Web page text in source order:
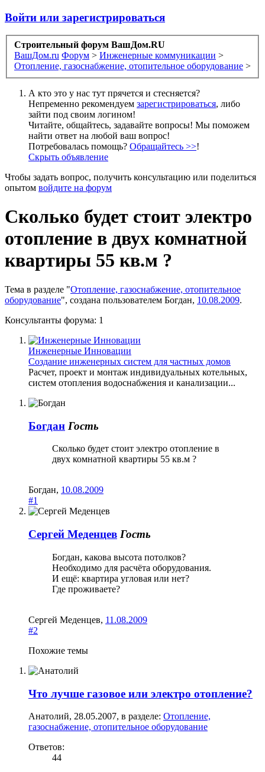
Войти или зарегистрироваться
Строительный форум ВашДом.RU
ВашДом.ru Форум > Инженерные коммуникации >
Отопление, газоснабжение, отопительное оборудование >
А кто это у нас тут прячется и стесняется?
Непременно рекомендуем зарегистрироваться, либо
зайти под своим логином!
Читайте, общайтесь, задавайте вопросы! Мы поможем
найти ответ на любой ваш вопрос!
Потребовалась помощь? Обращайтесь >>!
Скрыть объявление
Чтобы задать вопрос, получить консультацию или поделиться
опытом войдите на форум
Сколько будет стоит электро
отопление в двух комнатной
квартиры 55 кв.м ?
Тема в разделе "Отопление, газоснабжение, отопительное
оборудование", создана пользователем Богдан, 10.08.2009.
Консультанты форума: 1
Инженерные Инновации
Создание инженерных систем для частных домов
Расчет, проект и монтаж индивидуальных котельных,
систем отопления водоснабжения и канализации...
Богдан Гость
Сколько будет стоит электро отопление в
двух комнатной квартиры 55 кв.м ?
Богдан, 10.08.2009
#1
Сергей Меденцев Гость
Богдан, какова высота потолков?
Необходимо для расчёта оборудования.
И ещё: квартира угловая или нет?
Где проживаете?
Сергей Меденцев, 11.08.2009
#2
Похожие темы
Что лучше газовое или электро отопление?
Анатолий, 28.05.2007, в разделе: Отопление,
газоснабжение, отопительное оборудование
Ответов:
44